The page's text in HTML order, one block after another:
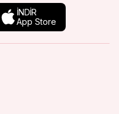
İNDİR
App Store